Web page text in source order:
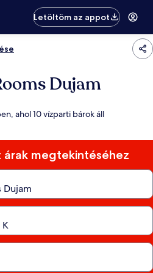
Letöltöm az appot
Dujam
ahol 10 vízparti bárok áll
árak megtekintéséhez